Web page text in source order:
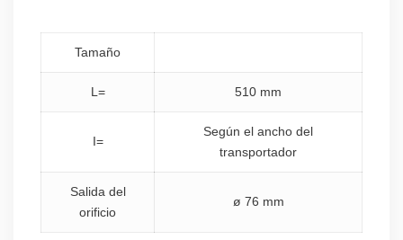
Tamaño
L= 510 mm
I=
Según el ancho del
transportador
Salida del
orificio
ø 76 mm